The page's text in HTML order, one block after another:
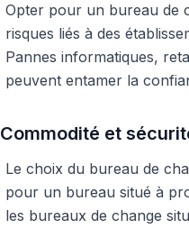
Opter pour un bureau de
risques liés à des
Pannes informatiques,
peuvent entamer la
Commodité et
Le choix du bureau de
pour un bureau situé à
les bureaux de change